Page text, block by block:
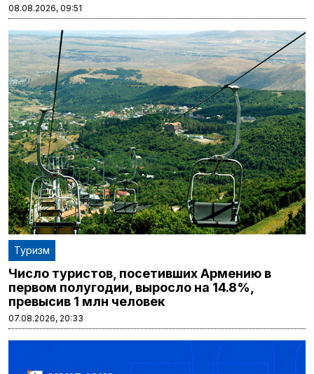
08.08.2026, 09:51
Туризм
Число туристов, посетивших Армению в
первом полугодии, выросло на 14.8%,
превысив 1 млн человек
07.08.2026, 20:33